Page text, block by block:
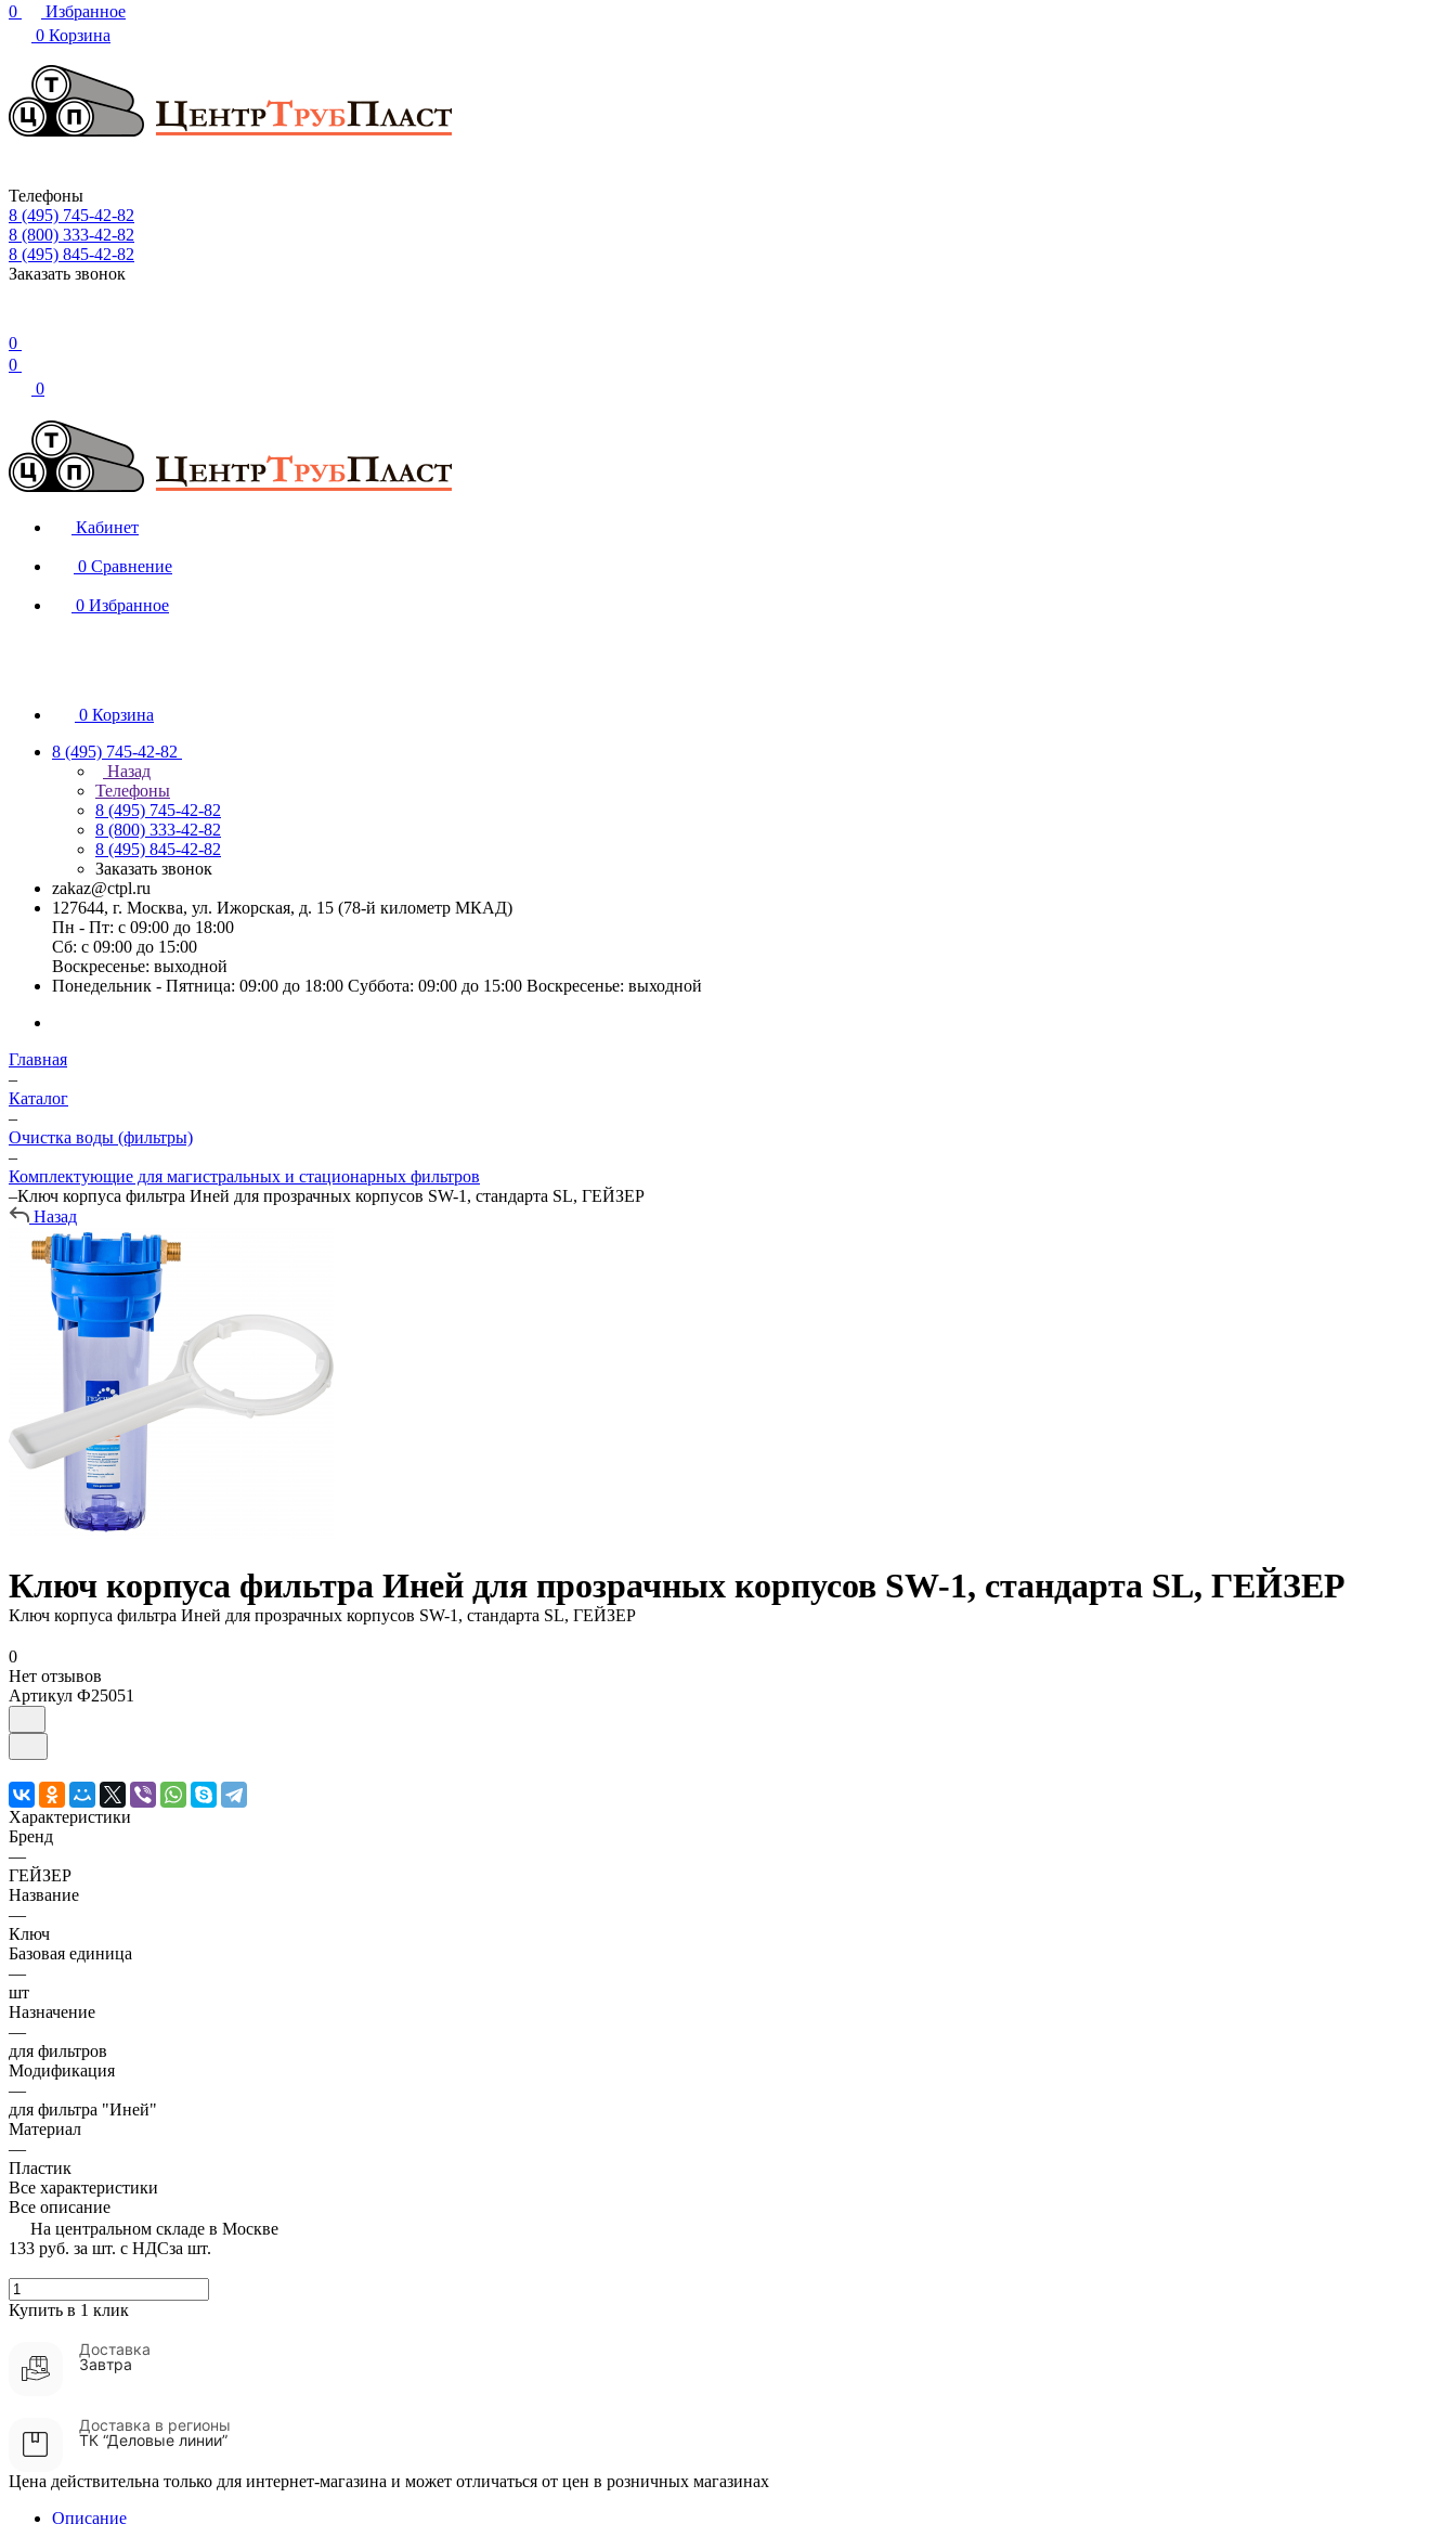
0
Избранное
0 Корзина
Телефоны
8 (495) 745-42-82
8 (800) 333-42-82
8 (495) 845-42-82
Заказать звонок
0
0
0
Кабинет
0 Сравнение
0 Избранное
0 Корзина
8 (495) 745-42-82
Назад
Телефоны
8 (495) 745-42-82
8 (800) 333-42-82
8 (495) 845-42-82
Заказать звонок
zakaz@ctpl.ru
127644, г. Москва, ул. Ижорская, д. 15 (78-й километр МКАД)
Пн - Пт: с 09:00 до 18:00
Сб: с 09:00 до 15:00
Воскресенье: выходной
Понедельник - Пятница: 09:00 до 18:00 Суббота: 09:00 до 15:00 Воскресенье: выходной
Главная
–
Каталог
–
Очистка воды (фильтры)
–
Комплектующие для магистральных и стационарных фильтров
–Ключ корпуса фильтра Иней для прозрачных корпусов SW-1, стандарта SL, ГЕЙЗЕР
Назад
Ключ корпуса фильтра Иней для прозрачных корпусов SW-1, стандарта SL, ГЕЙЗЕР
Ключ корпуса фильтра Иней для прозрачных корпусов SW-1, стандарта SL, ГЕЙЗЕР
0
Нет отзывов
Артикул Ф25051
Характеристики
Бренд
—
ГЕЙЗЕР
Название
—
Ключ
Базовая единица
—
шт
Назначение
—
для фильтров
Модификация
—
для фильтра "Иней"
Материал
—
Пластик
Все характеристики
Все описание
На центральном складе в Москве
133 руб. за шт. с НДСза шт.
Купить в 1 клик
Доставка
Завтра
Доставка в регионы
ТК “Деловые линии”
Цена действительна только для интернет-магазина и может отличаться от цен в розничных магазинах
Описание